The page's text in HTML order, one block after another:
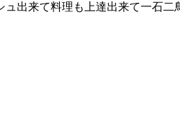
出来て料理も上達出来て一石二